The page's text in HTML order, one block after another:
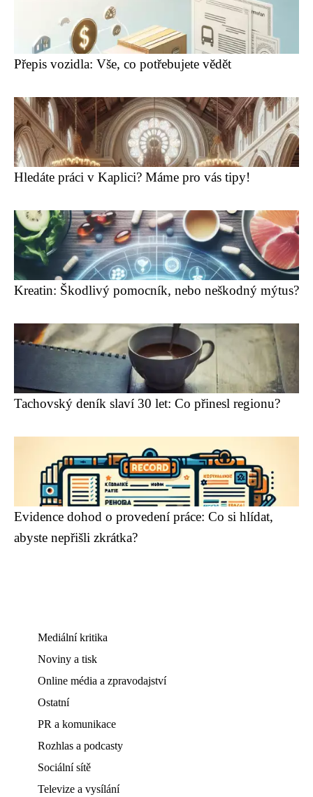
Přepis vozidla: Vše, co potřebujete vědět
Hledáte práci v Kaplici? Máme pro vás tipy!
Kreatin: Škodlivý pomocník, nebo neškodný mýtus?
Tachovský deník slaví 30 let: Co přinesl regionu?
Evidence dohod o provedení práce: Co si hlídat,
abyste nepřišli zkrátka?
Mediální kritika
Noviny a tisk
Online média a zpravodajství
Ostatní
PR a komunikace
Rozhlas a podcasty
Sociální sítě
Televize a vysílání